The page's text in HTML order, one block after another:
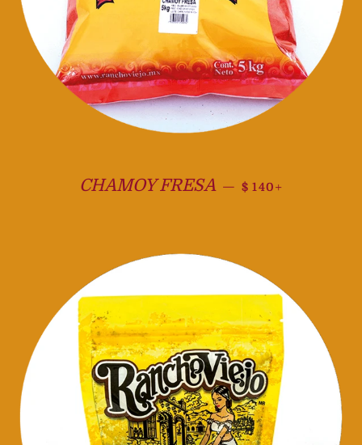
CHAMOY FRESA — Precio habitual
$ 140